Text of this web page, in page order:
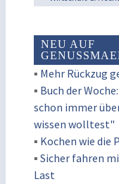
NEU AUF
▪ Mehr Rückzug
▪ Buch der
schon immer
wissen wolltest"
▪ Kochen wie die
▪ Sicher fahren
Last